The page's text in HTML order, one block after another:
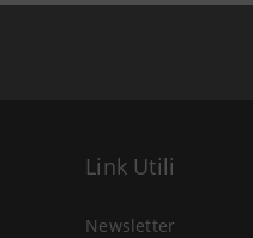
Link Utili
Newsletter